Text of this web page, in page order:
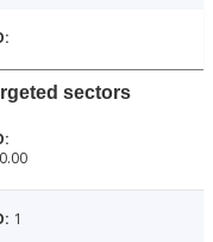
sectors
1